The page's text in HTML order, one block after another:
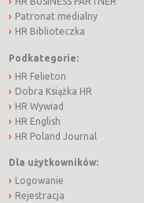
Patronat medialny
HR Biblioteczka
Podkategorie:
HR Felieton
Dobra Książka HR
HR Wywiad
HR English
HR Poland Journal
Dla użytkowników:
Logowanie
Rejestracja